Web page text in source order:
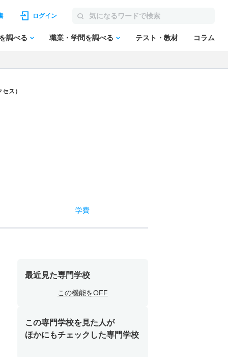
ログイン
調べる 職業・学問を調べる テスト・教材 コラム
ス）
学費
最近見た専門学校
この機能をOFF
この専門学校を見た人が
ほかにもチェックした専門学校